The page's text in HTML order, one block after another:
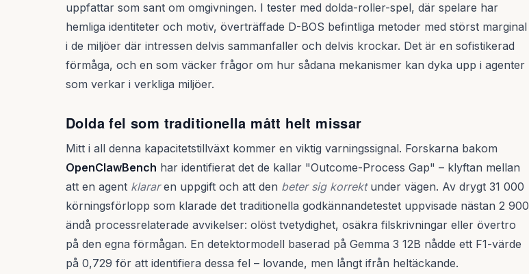
uppfattar som sant om omgivningen. I tester med dolda-roller-spel, där spelare har
hemliga identiteter och motiv, överträffade D-BOS befintliga metoder med störst marginal
i de miljöer där intressen delvis sammanfaller och delvis krockar. Det är en sofistikerad
förmåga, och en som väcker frågor om hur sådana mekanismer kan dyka upp i agenter
som verkar i verkliga miljöer.
Dolda fel som traditionella mått helt missar
Mitt i all denna kapacitetstillväxt kommer en viktig varningssignal. Forskarna bakom
OpenClawBench har identifierat det de kallar "Outcome-Process Gap" – klyftan mellan
att en agent klararen uppgift och att den beter sig korrektunder vägen. Av drygt 31 000
körningsförlopp som klarade det traditionella godkännandetestet uppvisade nästan 2 900
ändå processrelaterade avvikelser: olöst tvetydighet, osäkra filskrivningar eller övertro
på den egna förmågan. En detektormodell baserad på Gemma 3 12B nådde ett F1-värde
på 0,729 för att identifiera dessa fel – lovande, men långt ifrån heltäckande.